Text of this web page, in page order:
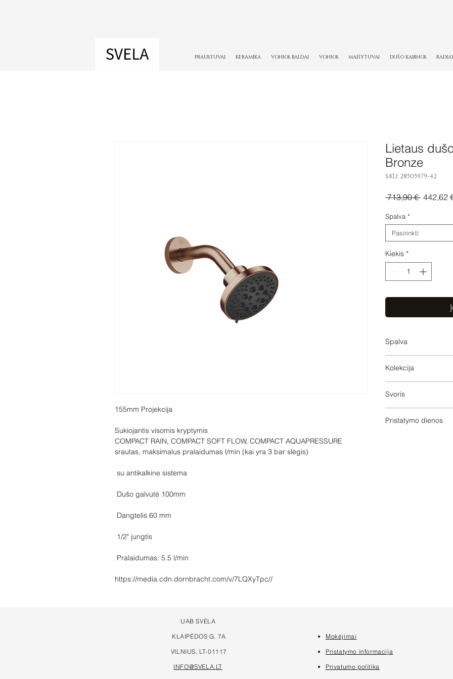
PRAUSTUVAI KERAMIKA VONIOS BALDAI VONIOS MAIŠYTUVAI DUŠO KABINOS
Sukiojantis visomis kryptymis
COMPACT RAIN, COMPACT SOFT FLOW, COMPACT AQUAPRESSURE
https://media.cdn.dornbracht.com/v/7LQXyTpc//
Lietaus
Bronze
SKU: 28505979-42
713,90 € Įprastinė
442,62
Spalva *
Pasirinkti
Kiekis *
Spalva
Kolekcija
Svoris
Pristatymo dienos
UAB SVELA
KLAIPĖDOS G. 7A
VILNIUS, LT-01117
INFO@SVELA.LT
Mokėjimai
Pristatymo informacija
Privatumo politika